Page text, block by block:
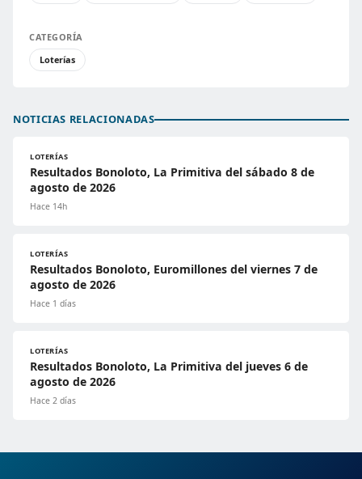
CATEGORÍA
Loterías
NOTICIAS RELACIONADAS
LOTERÍAS
Resultados Bonoloto, La Primitiva del sábado 8 de
agosto de 2026
Hace 14h
LOTERÍAS
Resultados Bonoloto, Euromillones del viernes 7 de
agosto de 2026
Hace 1 días
LOTERÍAS
Resultados Bonoloto, La Primitiva del jueves 6 de
agosto de 2026
Hace 2 días